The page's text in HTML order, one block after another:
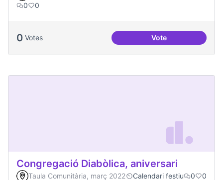
0
0
0 Votes VoteProjecte Radars
Congregació Diabòlica, aniversari
Taula Comunitària, març 2022 Calendari festiu 0 0